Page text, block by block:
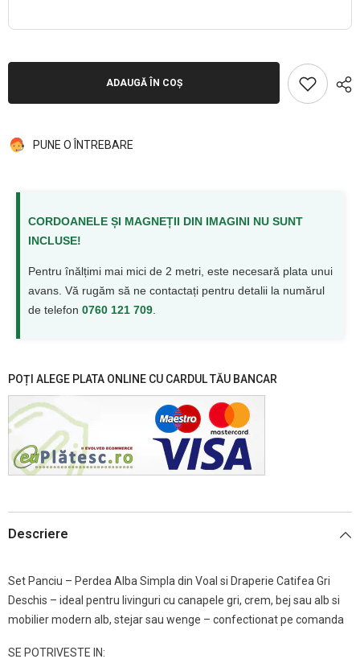
ADAUGĂ ÎN COȘ
PUNE O ÎNTREBARE
CORDOANELE ȘI MAGNEȚII DIN IMAGINI NU SUNT
INCLUSE!
Pentru înălțimi mai mici de 2 metri, este necesară plata unui
avans. Vă rugăm să ne contactați pentru detalii la numărul
de telefon 0760 121 709.
POȚI ALEGE PLATA ONLINE CU CARDUL TĂU BANCAR
Descriere
Set Panciu – Perdea Alba Simpla din Voal si Draperie Catifea Gri
Deschis – ideal pentru livinguri cu canapele gri, crem, bej sau alb si
mobilier modern alb, stejar sau wenge – confectionat pe comanda
SE POTRIVESTE IN: